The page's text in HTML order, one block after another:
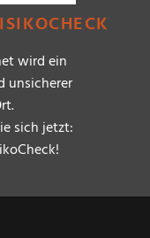
wird ein
unsicherer
sich jetzt: